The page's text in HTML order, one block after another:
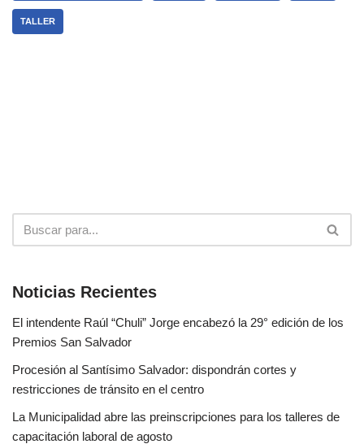
TALLER
Noticias Recientes
El intendente Raúl “Chuli” Jorge encabezó la 29° edición de los
Premios San Salvador
Procesión al Santísimo Salvador: dispondrán cortes y
restricciones de tránsito en el centro
La Municipalidad abre las preinscripciones para los talleres de
capacitación laboral de agosto